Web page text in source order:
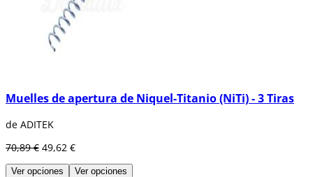
Muelles de apertura de Niquel-Titanio (NiTi) - 3 Tiras
de ADITEK
70,89 € 49,62 €
Ver opciones Ver opciones